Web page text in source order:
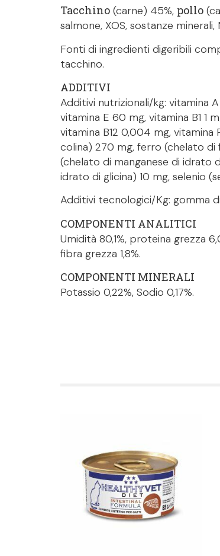
Tacchino (carne) 45%, pollo
salmone, XOS, sostanze minerali,
Fonti di ingredienti digeribili
tacchino.
ADDITIVI
Additivi nutrizionali/kg: vitamina
vitamina E 60 mg, vitamina B1 1
vitamina B12 0,004 mg,
colina) 270 mg, ferro (chelato di
(chelato di manganese di idrato
idrato di glicina) 10 mg, selenio
Additivi tecnologici/Kg: gomma
COMPONENTI ANALITICI
Umidità 80,1%, proteina grezza
fibra grezza 1,8%.
COMPONENTI MINERALI
Potassio 0,22%, Sodio 0,17%.